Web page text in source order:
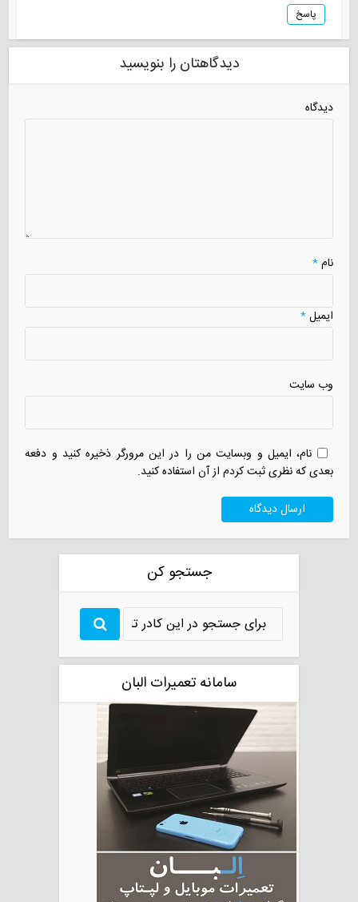
پاسخ
دیدگاهتان را بنویسید
دیدگاه
نام*
ایمیل*
وب سایت
نام، ایمیل و وبسایت من را در این مرورگر ذخیره کنید و دفعه
بعدی که نظری ثبت کردم از آن استفاده کنید.
جستجو کن
سامانه تعمیرات البان